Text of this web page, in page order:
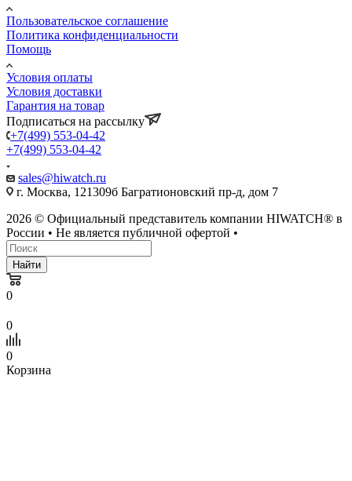
Пользовательское соглашение
Политика конфиденциальности
Помощь
Условия оплаты
Условия доставки
Гарантия на товар
Подписаться на рассылку
+7(499) 553-04-42
+7(499) 553-04-42
sales@hiwatch.ru
г. Москва, 121309б Багратионовский пр-д, дом 7
2026 © Официальный представитель компании HIWATCH® в
России • Не является публичной офертой •
Найти
0
0
0
Корзина